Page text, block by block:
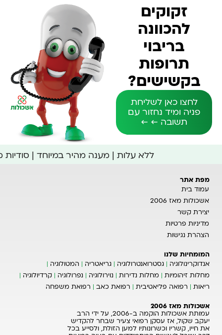
זקוקים
להכוונה
בריבוי
תרופות
בקשישים?
לחצו כאן לשליחת
פניה ומיד נחזור עם
תשובה ← ←
ללא עלות | מענה מהיר במיוחד |
מפת אתר
עמוד בית
אשכולות מאז 2006
יצירת קשר
מדיניות פרטיות
הצהרת נגישות
המומחיות שלנו
אנדוקרינולוגיה
גסטרואנטרולוגיה גריאטריה
המטולוגיה
מחלות זיהומיות
מחלות נדירות נוירולוגיה נפרולוגיה
קרדיולוגיה
ריאות
רפואה פליאטיבית רפואת כאב רפואת משפחה
אשכולות מאז 2006
עמותת אשכולות הוקמה ב-2006, על ידי הרב
יעקב שקול, אז עסקן רפואי צעיר שבחר להקדיש
את חייו, קשריו וכשרונותיו למען הזולת, ולסייע בכל